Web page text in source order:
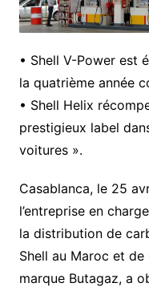
• Shell V-Power est
la quatrième année
• Shell Helix
prestigieux label
voitures ».
Casablanca, le 25
l’entreprise en
la distribution de
Shell au Maroc et
marque Butagaz, a